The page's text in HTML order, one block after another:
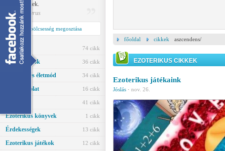
a szerelemnek.
Publilius Syrus
Napi bölcsesség megosztása
Jóslás 74 cikk
Horoszkópok 36 cikk
Egészség és életmód 34 cikk
Párkapcsolat 16 cikk
41 cikk
Ezoterikus könyvek 1 cikk
Érdekességek 13 cikk
Ezoterikus játékok 12 cikk
főoldal cikkek aszcendens/
EZOTERIKUS CIKKEK
Ezoterikus játékaink
Jóslás · nov. 26.